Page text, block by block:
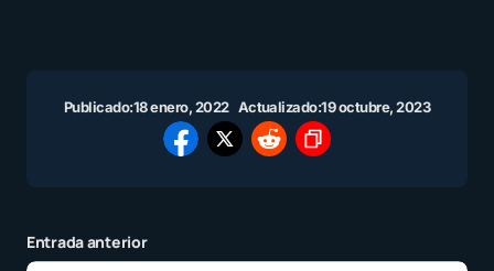
Publicado:18 enero, 2022 Actualizado:19 octubre, 2023
Entrada anterior